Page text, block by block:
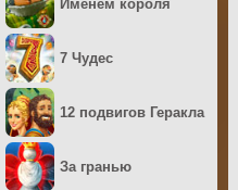
Именем короля
7 Чудес
12 подвигов Геракла
За гранью